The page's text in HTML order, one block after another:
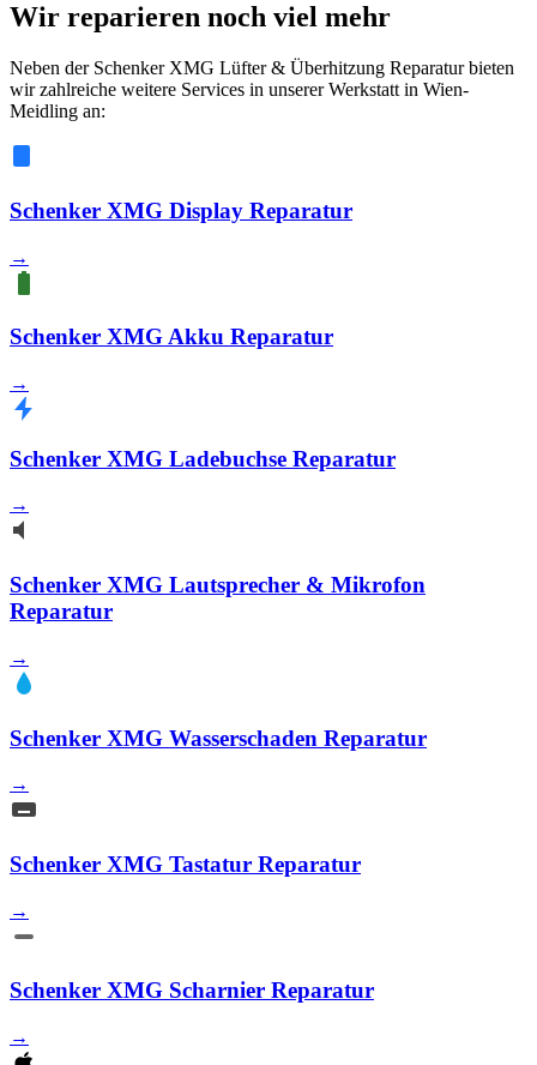
Wir reparieren noch viel mehr
Neben der Schenker XMG Lüfter & Überhitzung Reparatur bieten
wir zahlreiche weitere Services in unserer Werkstatt in Wien-
Meidling an:
Schenker XMG Display Reparatur
→
Schenker XMG Akku Reparatur
→
Schenker XMG Ladebuchse Reparatur
→
Schenker XMG Lautsprecher & Mikrofon
Reparatur
→
Schenker XMG Wasserschaden Reparatur
→
Schenker XMG Tastatur Reparatur
→
Schenker XMG Scharnier Reparatur
→